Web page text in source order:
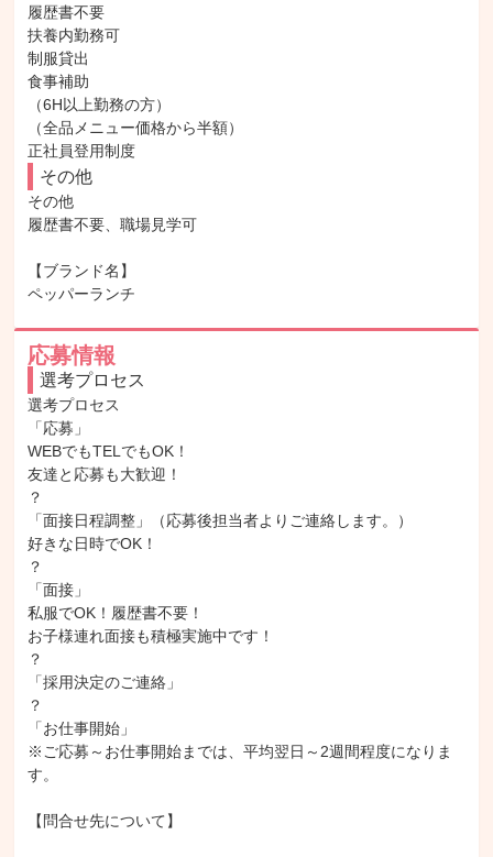
履歴書不要
扶養内勤務可
制服貸出
食事補助
（6H以上勤務の方）
（全品メニュー価格から半額）
正社員登用制度
その他
その他
履歴書不要、職場見学可
【ブランド名】
ペッパーランチ
応募情報
選考プロセス
選考プロセス
「応募」
WEBでもTELでもOK！
友達と応募も大歓迎！
？
「面接日程調整」（応募後担当者よりご連絡します。）
好きな日時でOK！
？
「面接」
私服でOK！履歴書不要！
お子様連れ面接も積極実施中です！
？
「採用決定のご連絡」
？
「お仕事開始」
※ご応募～お仕事開始までは、平均翌日～2週間程度になりま
す。
【問合せ先について】